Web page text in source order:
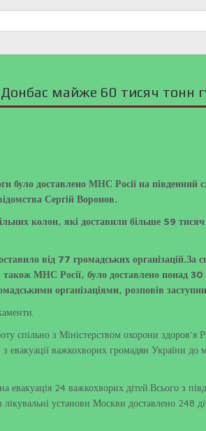
майже 60 тисяч тонн
було доставлено МНС Росії на південний
Сергій Воронов.
колон, які доставили більше 59
від 77 громадських організацій.За
МНС Росії, було доставлено понад 30
організаціями, розповів
спільно з Міністерством охорони
евакуації важкохворих громадян України до
евакуація 24 важкохворих дітей.Всього з
установи Москви доставлено 248